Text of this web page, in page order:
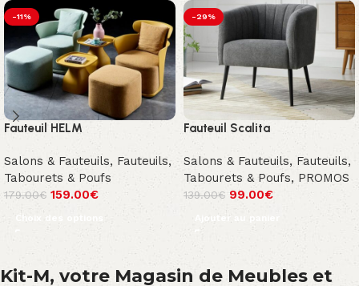
-11%
Fauteuil HELM
Salons & Fauteuils, Fauteuils,
Tabourets & Poufs
179.00€ 159.00€
Choix des options
-29%
Fauteuil Scalita
Salons & Fauteuils, Fauteuils,
Tabourets & Poufs, PROMOS
139.00€ 99.00€
Ajouter au panier
Kit-M, votre Magasin de Meubles et